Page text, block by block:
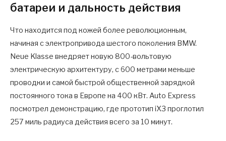
батареи и дальность действия
Что находится под кожей более революционным,
начиная с электропривода шестого поколения BMW.
Neue Klasse внедряет новую 800-вольтовую
электрическую архитектуру, с 600 метрами меньше
проводки и самой быстрой общественной зарядкой
постоянного тока в Европе на 400 кВт. Auto Express
посмотрел демонстрацию, где прототип iX3 проглотил
257 миль радиуса действия всего за 10 минут.